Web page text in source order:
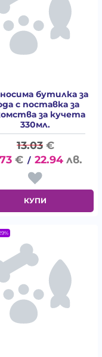
бутилка за
с поставка за
за кучета
330мл.
13.03 €
€ / 22.94 лв.
КУПИ